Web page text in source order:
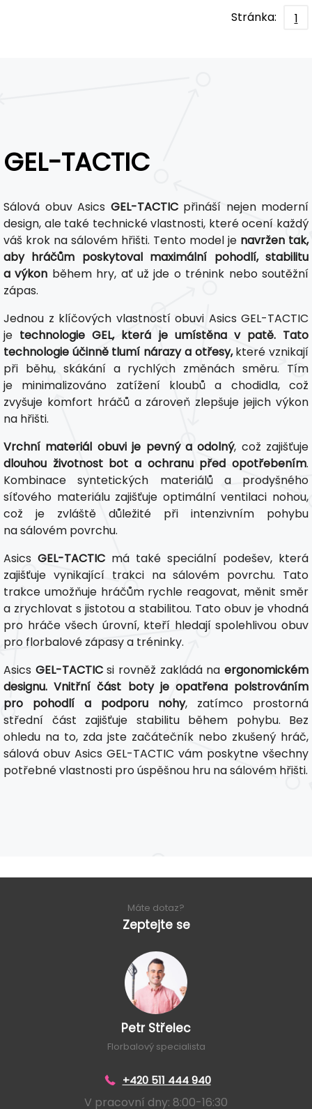
Stránka: 1
GEL-TACTIC
Sálová obuv Asics GEL-TACTICpřináší nejen moderní
design, ale také technické vlastnosti, které ocení každý
váš krok na sálovém hřišti. Tento model je navržen tak,
aby hráčům poskytoval maximální pohodlí, stabilitu
a výkon během hry, ať už jde o trénink nebo soutěžní
zápas.
Jednou z klíčových vlastností obuvi Asics GEL-TACTIC
je technologie GEL, která je umístěna v patě. Tato
technologie účinně tlumí nárazy a otřesy,které vznikají
při běhu, skákání a rychlých změnách směru. Tím
je minimalizováno zatížení kloubů a chodidla, což
zvyšuje komfort hráčů a zároveň zlepšuje jejich výkon
na hřišti.
Vrchní materiál obuvi je pevný a odolný, což zajišťuje
dlouhou životnost bot a ochranu před opotřebením.
Kombinace syntetických materiálů a prodyšného
síťového materiálu zajišťuje optimální ventilaci nohou,
což je zvláště důležité při intenzivním pohybu
na sálovém povrchu.
Asics GEL-TACTIC má také speciální podešev, která
zajišťuje vynikající trakci na sálovém povrchu. Tato
trakce umožňuje hráčům rychle reagovat, měnit směr
a zrychlovat s jistotou a stabilitou. Tato obuv je vhodná
pro hráče všech úrovní, kteří hledají spolehlivou obuv
pro florbalové zápasy a tréninky.
Asics GEL-TACTICsi rovněž zakládá naergonomickém
designu. Vnitřní část boty je opatřena polstrováním
pro pohodlí a podporu nohy, zatímco prostorná
střední část zajišťuje stabilitu během pohybu. Bez
ohledu na to, zda jste začátečník nebo zkušený hráč,
sálová obuv Asics GEL-TACTIC vám poskytne všechny
potřebné vlastnosti pro úspěšnou hru na sálovém hřišti.
Máte dotaz?
Zeptejte se
Petr Střelec
Florbalový specialista
+420 511 444 940
V pracovní dny: 8:00-16:30